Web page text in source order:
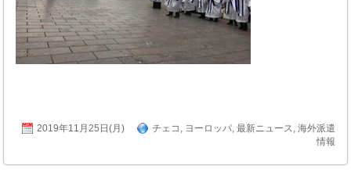
2019年11月25日(月) チェコ , ヨーロッパ, 最新ニュース, 海外派遣
情報